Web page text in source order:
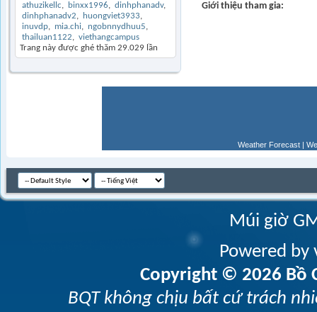
athuzikellc binxx1996
dinhphanadv
dinhphanadv2
huongviet3933
inuvdp
mia.chi
ngobnnydhuu5
thailuan1122
viethangcampus
Trang này được ghé thăm 29.029 lần
Giới thiệu tham gia
Weather Forecast |
Múi giờ
Powered
Copyright © 2026 Bồ
BQT không chịu bất cứ trách